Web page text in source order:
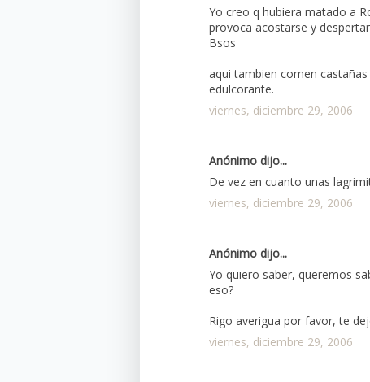
Yo creo q hubiera matado a
provoca acostarse y
Bsos
aqui tambien comen
edulcorante.
viernes, diciembre 29, 2006
Anónimo dijo...
De vez en cuanto unas
viernes, diciembre 29, 2006
Anónimo dijo...
Yo quiero saber, queremos
eso?
Rigo averigua por favor, te
viernes, diciembre 29, 2006